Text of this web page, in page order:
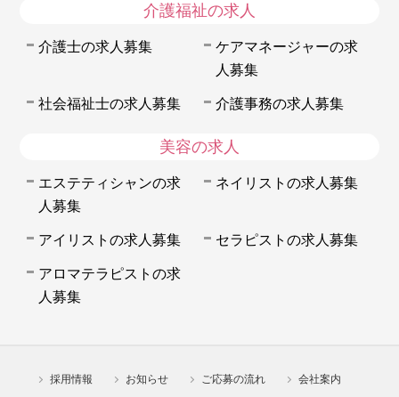
介護福祉の求人
介護士の求人募集
ケアマネージャーの求
人募集
社会福祉士の求人募集 介護事務の求人募集
美容の求人
エステティシャンの求
人募集
ネイリストの求人募集
アイリストの求人募集 セラピストの求人募集
アロマテラピストの求
人募集
採用情報 お知らせ ご応募の流れ 会社案内